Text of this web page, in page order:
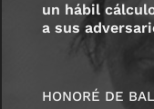
un hábil
a sus
HONORÉ DE